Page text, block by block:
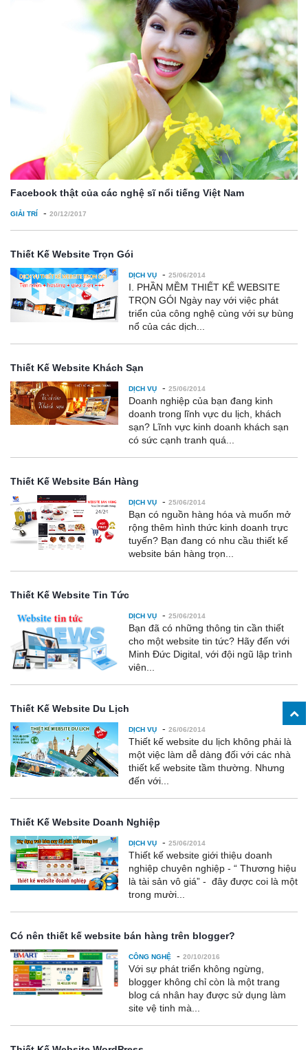
Facebook thật của các nghệ sĩ nổi tiếng Việt Nam
GIẢI TRÍ - 20/12/2017
Thiết Kế Website Trọn Gói
DỊCH VỤ - 25/06/2014
I. PHẦN MỀM THIẾT KẾ WEBSITE
TRỌN GÓI Ngày nay với việc phát
triển của công nghệ cùng với sự bùng
nổ của các dịch...
Thiết Kế Website Khách Sạn
DỊCH VỤ - 25/06/2014
Doanh nghiệp của bạn đang kinh
doanh trong lĩnh vực du lịch, khách
sạn? Lĩnh vực kinh doanh khách sạn
có sức cạnh tranh quá...
Thiết Kế Website Bán Hàng
DỊCH VỤ - 25/06/2014
Bạn có nguồn hàng hóa và muốn mở
rộng thêm hình thức kinh doanh trực
tuyến? Bạn đang có nhu cầu thiết kế
website bán hàng trọn...
Thiết Kế Website Tin Tức
DỊCH VỤ - 25/06/2014
Bạn đã có những thông tin cần thiết
cho một website tin tức? Hãy đến với
Minh Đức Digital, với đội ngũ lập trình
viên...
Thiết Kế Website Du Lịch
DỊCH VỤ - 26/06/2014
Thiết kế website du lịch không phải là
một việc làm dễ dàng đối với các nhà
thiết kế website tầm thường. Nhưng
đến với...
Thiết Kế Website Doanh Nghiệp
DỊCH VỤ - 25/06/2014
Thiết kế website giới thiệu doanh
nghiệp chuyên nghiệp - “ Thương hiệu
là tài sản vô giá” - đây được coi là một
trong mười...
Có nên thiết kế website bán hàng trên blogger?
CÔNG NGHỆ - 20/10/2016
Với sự phát triển không ngừng,
blogger không chỉ còn là một trang
blog cá nhân hay được sử dụng làm
site vệ tinh mà...